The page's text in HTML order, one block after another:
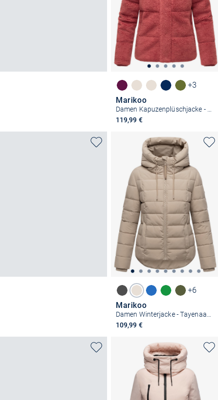
+3
Marikoo
Damen Kapuzenplüschjacke - Kaguraa 16
119,99 €
+6
Marikoo
Damen Winterjacke - Tayenaa 16
109,99 €